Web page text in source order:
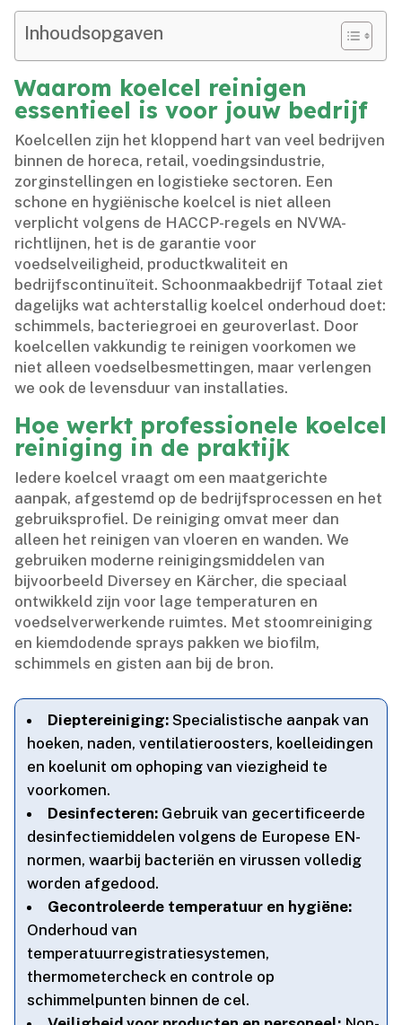
Inhoudsopgaven
Waarom koelcel reinigen
essentieel is voor jouw bedrijf
Koelcellen zijn het kloppend hart van veel bedrijven
binnen de horeca, retail, voedingsindustrie,
zorginstellingen en logistieke sectoren.​ Een
schone en hygiënische koelcel is niet alleen
verplicht volgens de HACCP-regels en NVWA-
richtlijnen, het is de garantie voor
voedselveiligheid, productkwaliteit en
bedrijfscontinuïteit.​ Schoonmaakbedrijf Totaal ziet
dagelijks wat achterstallig koelcel onderhoud doet:
schimmels, bacteriegroei en geuroverlast.​ Door
koelcellen vakkundig te reinigen voorkomen we
niet alleen voedselbesmettingen, maar verlengen
we ook de levensduur van installaties.​
Hoe werkt professionele koelcel
reiniging in de praktijk
Iedere koelcel vraagt om een maatgerichte
aanpak, afgestemd op de bedrijfsprocessen en het
gebruiksprofiel.​ De reiniging omvat meer dan
alleen het reinigen van vloeren en wanden.​ We
gebruiken moderne reinigingsmiddelen van
bijvoorbeeld Diversey en Kärcher, die speciaal
ontwikkeld zijn voor lage temperaturen en
voedselverwerkende ruimtes.​ Met stoomreiniging
en kiemdodende sprays pakken we biofilm,
schimmels en gisten aan bij de bron.​
Dieptereiniging: Specialistische aanpak van
hoeken, naden, ventilatieroosters, koelleidingen
en koelunit om ophoping van viezigheid te
voorkomen.​
Desinfecteren: Gebruik van gecertificeerde
desinfectiemiddelen volgens de Europese EN-
normen, waarbij bacteriën en virussen volledig
worden afgedood.​
Gecontroleerde temperatuur en hygiëne:
Onderhoud van
temperatuurregistratiesystemen,
thermometercheck en controle op
schimmelpunten binnen de cel.​